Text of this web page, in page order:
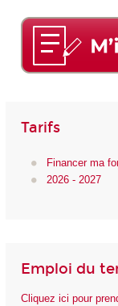
Tarifs
Financer ma
2026 - 2027
Emploi du
Cliquez ici pour